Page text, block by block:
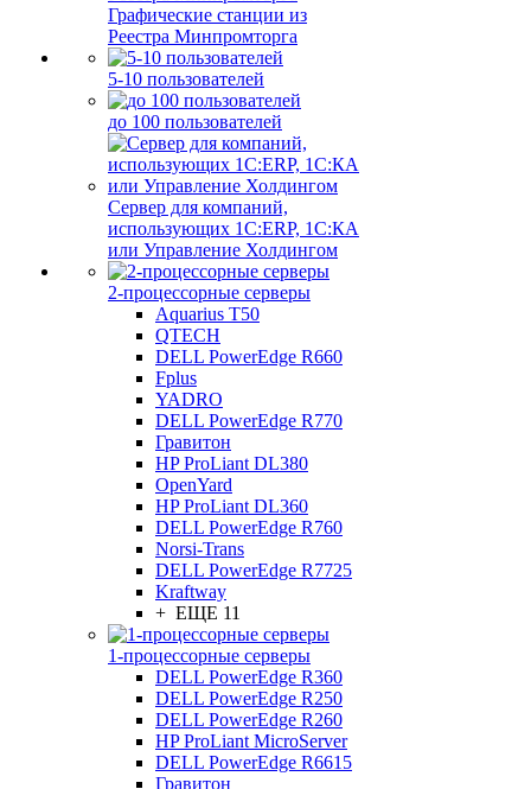
Графические станции из
Реестра Минпромторга
5-10 пользователей
до 100 пользователей
Сервер для компаний,
использующих 1C:ERP, 1С:КА
или Управление Холдингом
2-процессорные серверы
Aquarius T50
QTECH
DELL PowerEdge R660
Fplus
YADRO
DELL PowerEdge R770
Гравитон
HP ProLiant DL380
OpenYard
HP ProLiant DL360
DELL PowerEdge R760
Norsi-Trans
DELL PowerEdge R7725
Kraftway
+ ЕЩЕ 11
1-процессорные серверы
DELL PowerEdge R360
DELL PowerEdge R250
DELL PowerEdge R260
HP ProLiant MicroServer
DELL PowerEdge R6615
Гравитон